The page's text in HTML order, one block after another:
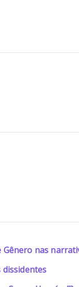
Gênero nas
dissidentes